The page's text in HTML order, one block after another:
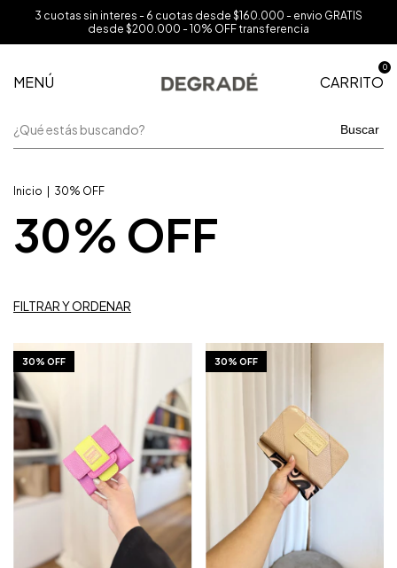
3 cuotas sin interes - 6 cuotas desde $160.000 - envio GRATIS
desde $200.000 - 10% OFF transferencia
MENÚ CARRITO
0
Buscar
Inicio 30% OFF
30% OFF
FILTRAR Y ORDENAR
1/10
30% OFF 1/10
30% OFF